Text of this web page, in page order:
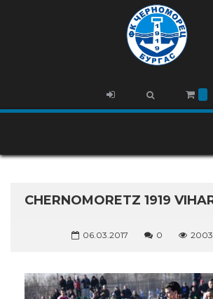
CHERNOMORETZ 1919
06.03.2017 0 2003